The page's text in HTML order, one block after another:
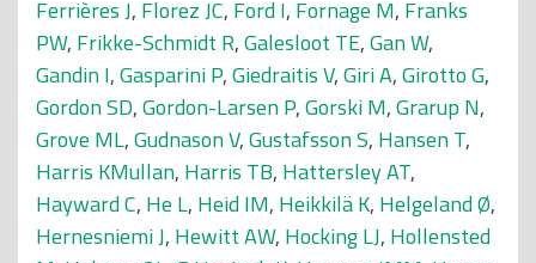
Ferrières J, Florez JC, Ford I, Fornage M, Franks
PW, Frikke-Schmidt R,Galesloot TE,Gan W,
Gandin I,Gasparini P,Giedraitis V,Giri A,Girotto G,
Gordon SD,Gordon-Larsen P,Gorski M,Grarup N,
Grove ML,Gudnason V,Gustafsson S, Hansen T,
Harris KMullan, Harris TB, Hattersley AT,
Hayward C, He L, Heid IM, Heikkilä K, Helgeland Ø,
Hernesniemi J, Hewitt AW, Hocking LJ, Hollensted